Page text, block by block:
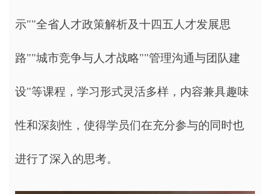
示""全省人才政策解析及十四五人才发展思
路""城市竞争与人才战略""管理沟通与团队建
设"等课程，学习形式灵活多样，内容兼具趣味
性和深刻性，使得学员们在充分参与的同时也
进行了深入的思考。